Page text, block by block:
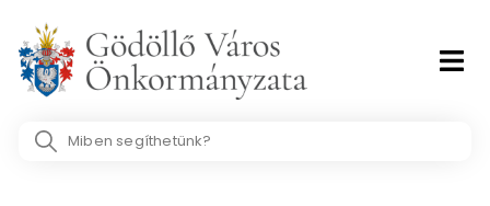
content
Search